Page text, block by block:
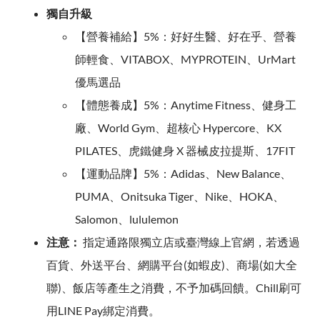
獨自升級
【營養補給】5%：好好生醫、好在乎、營養
師輕食、VITABOX、MYPROTEIN、UrMart
優馬選品
【體態養成】5%：Anytime Fitness、健身工
廠、World Gym、超核心 Hypercore、KX
PILATES、虎鐵健身 X 器械皮拉提斯、17FIT
【運動品牌】5%：Adidas、New Balance、
PUMA、Onitsuka Tiger、Nike、HOKA、
Salomon、lululemon
注意： 指定通路限獨立店或臺灣線上官網，若透過
百貨、外送平台、網購平台(如蝦皮)、商場(如大全
聯)、飯店等產生之消費，不予加碼回饋。Chill刷可
用LINE Pay綁定消費。